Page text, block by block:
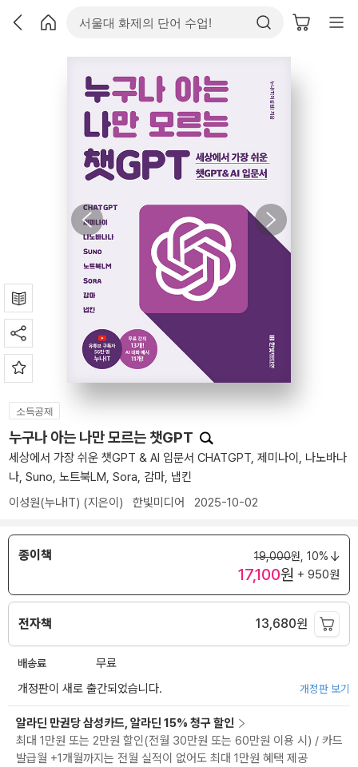
소득공제
누구나 아는 나만 모르는 챗GPT
세상에서 가장 쉬운 챗GPT & AI 입문서 CHATGPT, 제미나이, 나노바나
나, Suno, 노트북LM, Sora, 감마, 냅킨
이성원(누나IT) (지은이) 한빛미디어 2025-10-02
종이책 19,000원, 10%
17,100원 + 950원
전자책 13,680원
배송료
무료
개정판이 새로 출간되었습니다.
개정판 보기
알라딘 만권당 삼성카드, 알라딘 15% 청구 할인
최대 1만원 또는 2만원 할인(전월 30만원 또는 60만원 이용 시) / 카드
발급월 +1개월까지는 전월 실적이 없어도 최대 1만원 혜택 제공